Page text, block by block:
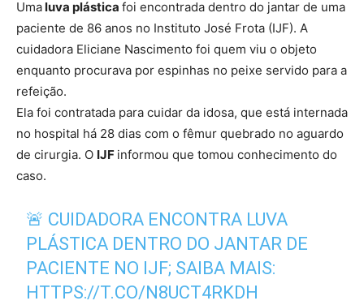
Umaluva plástica foi encontrada dentro do jantar de uma
paciente de 86 anos no Instituto José Frota (IJF). A
cuidadora Eliciane Nascimento foi quem viu o objeto
enquanto procurava por espinhas no peixe servido para a
refeição.
Ela foi contratada para cuidar da idosa, que está internada
no hospital há 28 dias com o fêmur quebrado no aguardo
de cirurgia. O IJF informou que tomou conhecimento do
caso.
🚨 CUIDADORA ENCONTRA LUVA
PLÁSTICA DENTRO DO JANTAR DE
PACIENTE NO IJF; SAIBA MAIS:
HTTPS://T.CO/N8UCT4RKDH